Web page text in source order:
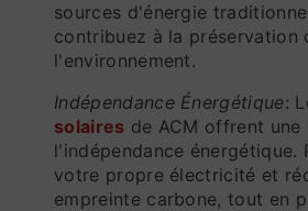
sources d'énergie
contribuez à la préservation
l'environnement.
Indépendance Énergétique:
solaires de ACM offrent une
l'indépendance énergétique.
votre propre électricité et
empreinte carbone, tout en